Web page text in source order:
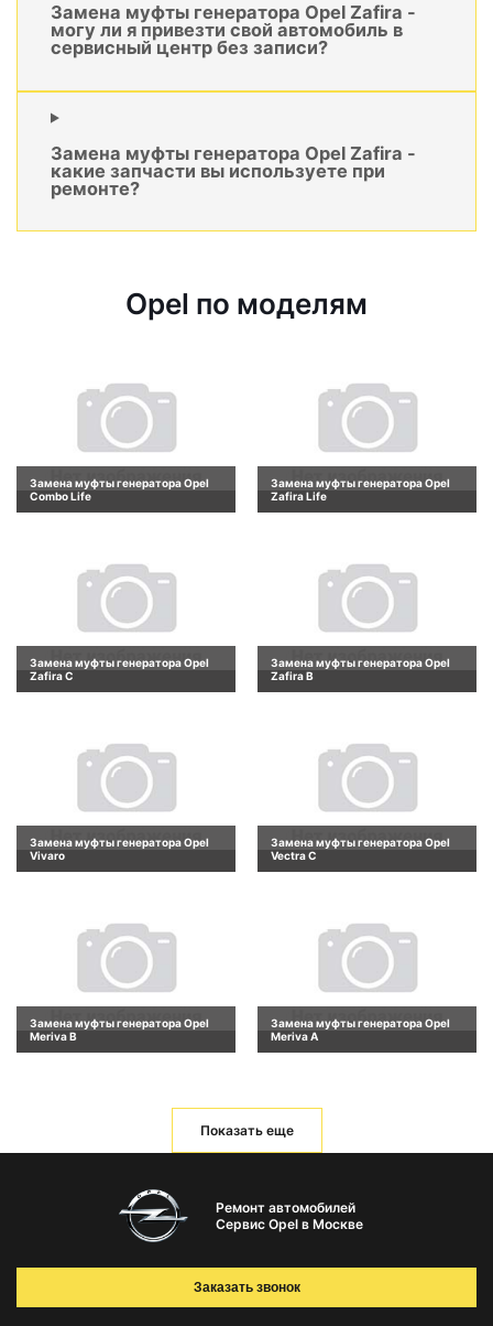
Замена муфты генератора Opel Zafira -
могу ли я привезти свой автомобиль в
сервисный центр без записи?
Замена муфты генератора Opel Zafira -
какие запчасти вы используете при
ремонте?
Opel по моделям
Замена муфты генератора Opel
Combo Life
Замена муфты генератора Opel
Zafira Life
Замена муфты генератора Opel
Zafira C
Замена муфты генератора Opel
Zafira B
Замена муфты генератора Opel
Vivaro
Замена муфты генератора Opel
Vectra C
Замена муфты генератора Opel
Meriva B
Замена муфты генератора Opel
Meriva A
Показать еще
Ремонт автомобилей
Сервис Opel в Москве
Заказать звонок